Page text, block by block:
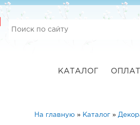
КАТАЛОГ
На главную » Каталог »